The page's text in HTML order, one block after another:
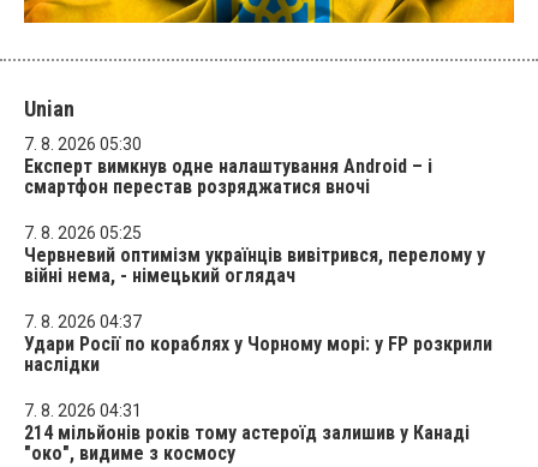
Unian
7. 8. 2026 05:30
Експерт вимкнув одне налаштування Android – і
смартфон перестав розряджатися вночі
7. 8. 2026 05:25
Червневий оптимізм українців вивітрився, перелому у
війні нема, - німецький оглядач
7. 8. 2026 04:37
Удари Росії по кораблях у Чорному морі: у FP розкрили
наслідки
7. 8. 2026 04:31
214 мільйонів років тому астероїд залишив у Канаді
"око", видиме з космосу